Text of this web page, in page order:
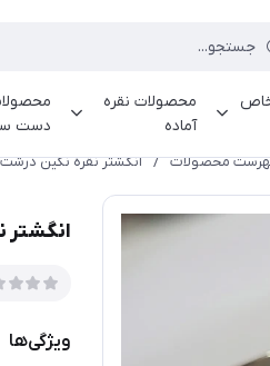
محصولات نقره
آماده
دست
محصولات / انگشتر نقره نگین درشت
انگشتر
ویژگی‌ها